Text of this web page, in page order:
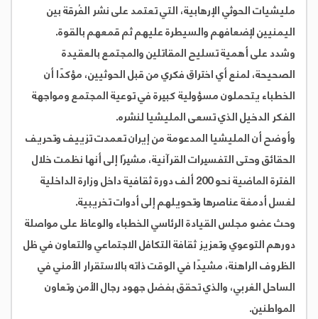
مليشيات الحوثي الإرهابية، التي تعتمد على نشر الفُرقة بين
اليمنيين لإضعافهم والسيطرة عليهم ثم قمعهم بالقوة.
وشدد على أهمية تسليح المقاتلين والمجتمع بالعقيدة
الصحيحة، لمنع أي اختراق فكري من قبل الحوثيين، مؤكدًا أن
الخطباء يتحملون مسؤولية كبيرة في توعية المجتمع ومواجهة
الفكر الدخيل الذي تسعى المليشيا لنشره.
وأوضح أن المليشيا المدعومة من إيران تعمدت تزييف وتحريف
الحقائق وحتى التفسيرات القرآنية، مشيرًا إلى أنها نظمت خلال
الفترة الماضية نحو 200 ألف دورة ثقافية داخل وزارة الداخلية
لغسل أدمغة عناصرها وتحويلهم إلى أدوات تخريبية.
وحث عضو مجلس القيادة الرئاسي الخطباء والوعاظ على مواصلة
دورهم التوعوي وتعزيز ثقافة التكافل الاجتماعي والتعاون في ظل
الظروف الراهنة، مشيدًا في الوقت ذاته بالاستقرار الأمني في
الساحل الغربي، والذي تحقق بفضل جهود رجال الأمن وتعاون
المواطنين.